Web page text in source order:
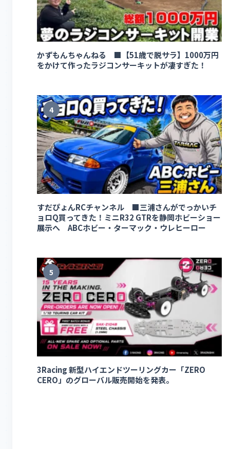
かずもんちゃんねる ■【51歳で脱サラ】1000万円
をかけて作ったラジコンサーキットが凄すぎた！
4
すだぴょんRCチャンネル ■三浦さんがでっかいチ
ョロQ買ってきた！ミニR32 GTRを静岡ホビーショー
展示へ ABCホビー・ターマック・ウレヒーロー
5
3Racing 新型ハイエンドツーリングカー「ZERO
CERO」のグローバル販売開始を発表。